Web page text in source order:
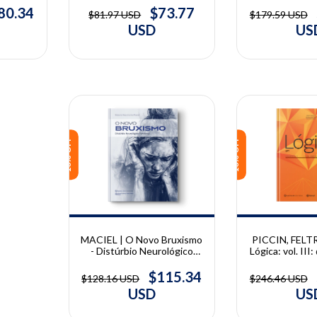
Santos
$81.97 USD
$73.77
USD
Sistema
Marilis
$179.59 USD
10% OFF
MACIEL | O Novo Bruxismo
- Distúrbio Neurológico
Nascimento Maciel
$128.16 USD
$115.34
USD
10% OFF
PICCIN,
Lógica: vol. III:
Henrique
Pedro Paulo
Adad Ricci
$246.46 USD